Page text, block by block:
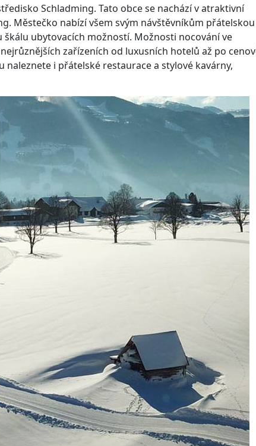
Schladming. Tato obce se nachází v atraktivní
Městečko nabízí všem svým návštěvníkům přátelskou
ubytovacích možností. Možnosti nocování ve
zařízeních od luxusních hotelů až po
i přátelské restaurace a stylové kavárny,